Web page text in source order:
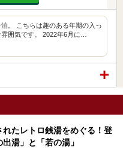
。 こちらは趣のある年期の入っ
囲気です。 2022年6月に…
たレトロ銭湯をめぐる！登
湯」と「若の湯」